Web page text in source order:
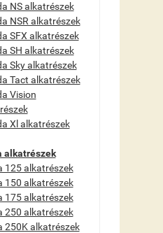
NS alkatrészek
NSR alkatrészek
SFX alkatrészek
SH alkatrészek
Sky alkatrészek
Tact alkatrészek
Vision
Xl alkatrészek
alkatrészek
125 alkatrészek
150 alkatrészek
175 alkatrészek
250 alkatrészek
250K alkatrészek